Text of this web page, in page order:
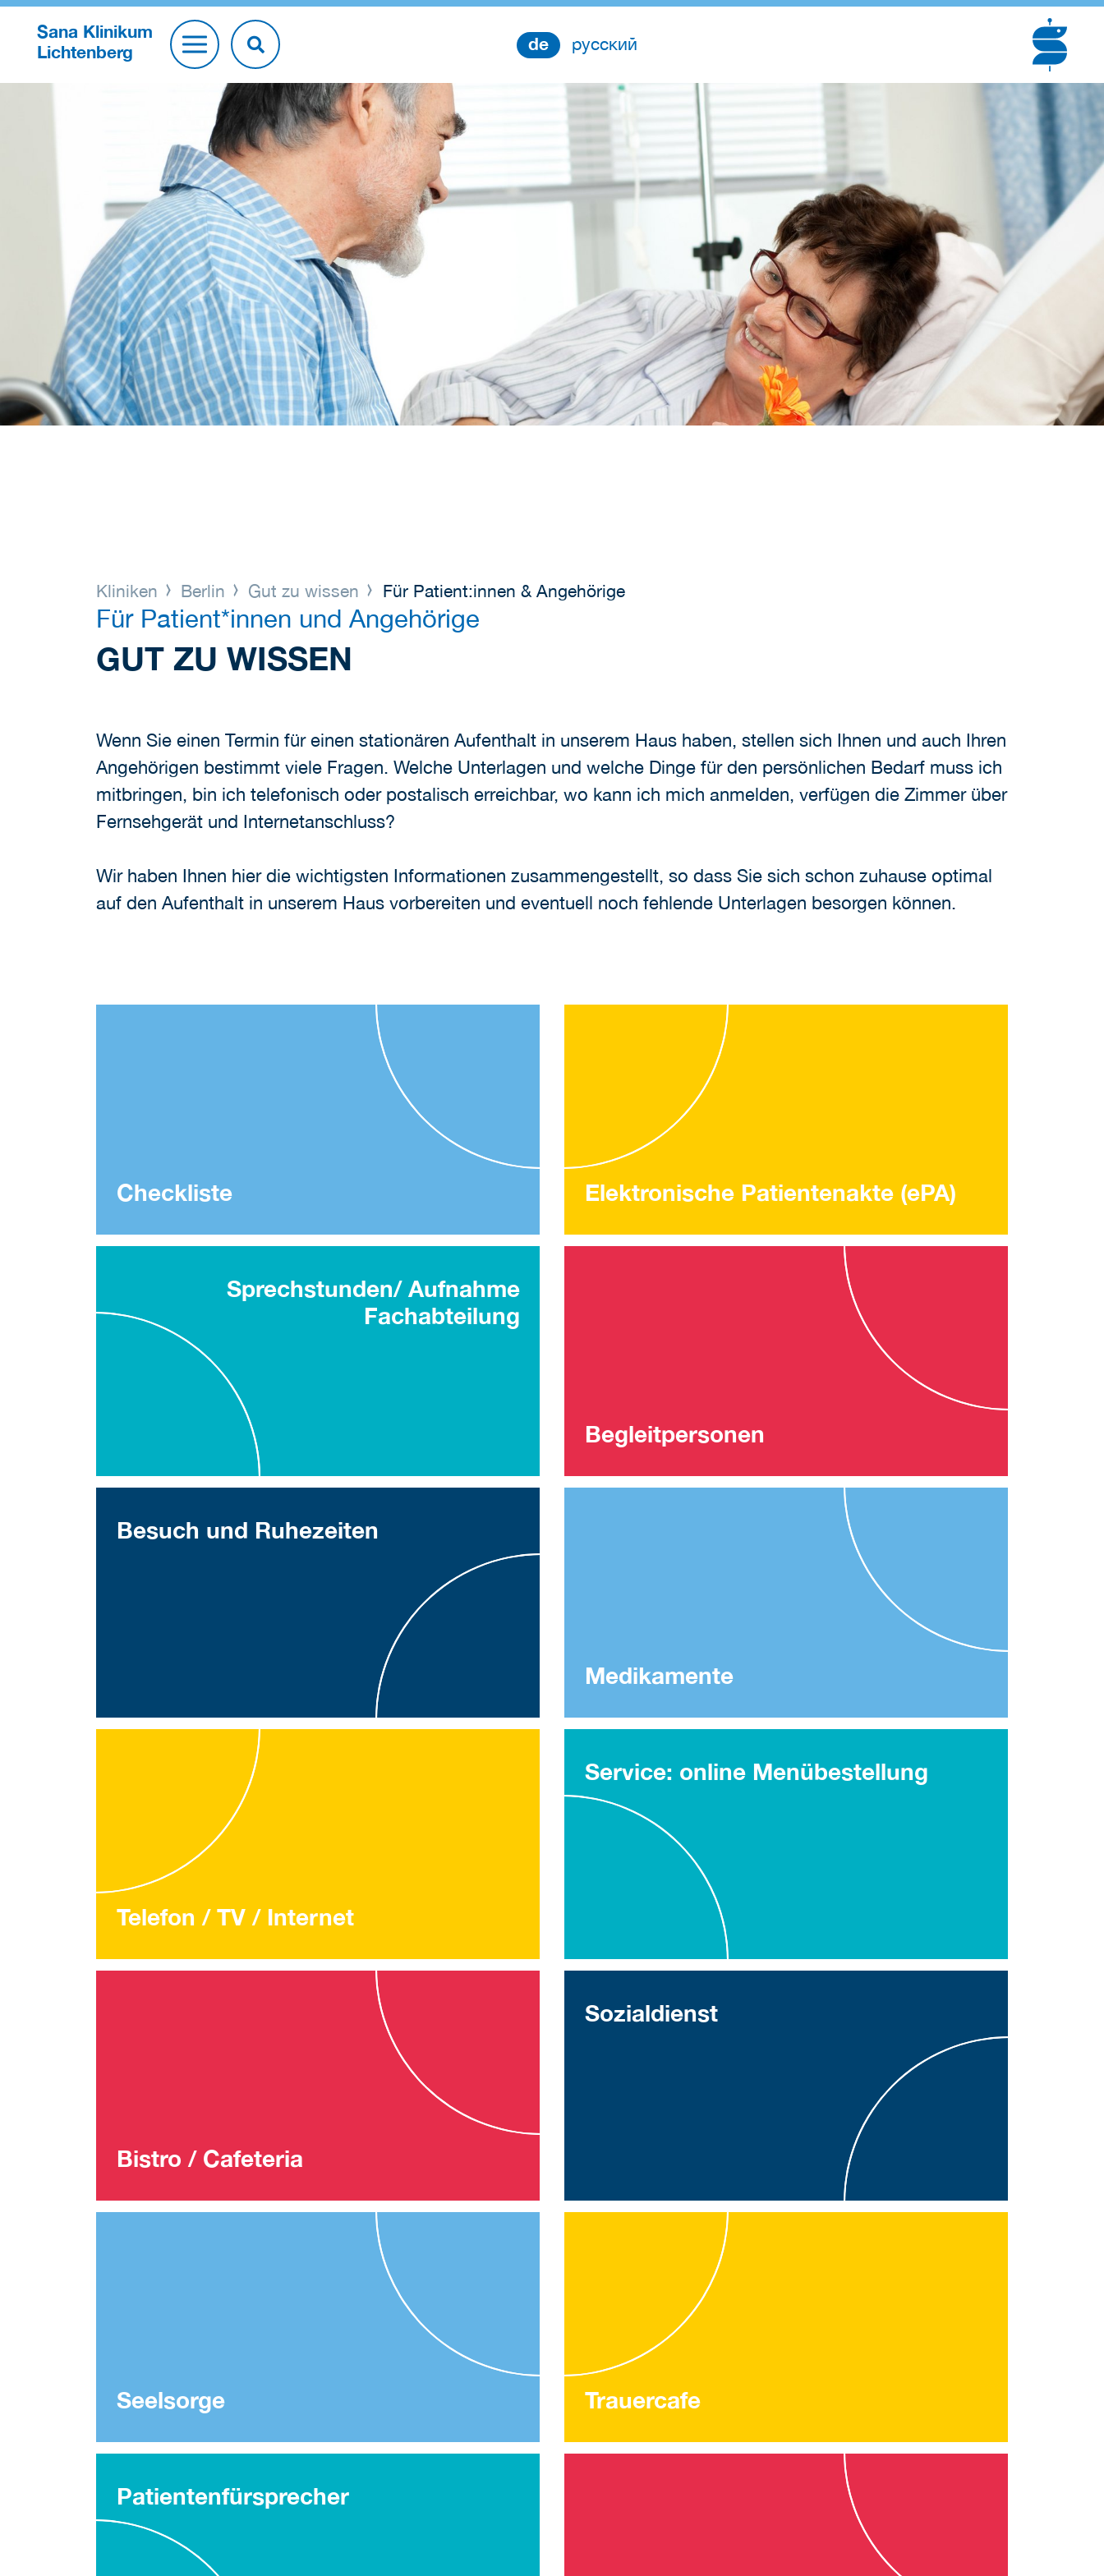
Sana Klinikum
Lichtenberg
de русский
Kliniken Berlin Gut zu wissen Für Patient:innen & Angehörige
Für Patient*innen und Angehörige
GUT ZU WISSEN
Wenn Sie einen Termin für einen stationären Aufenthalt in unserem Haus haben, stellen sich Ihnen und auch Ihren
Angehörigen bestimmt viele Fragen. Welche Unterlagen und welche Dinge für den persönlichen Bedarf muss ich
mitbringen, bin ich telefonisch oder postalisch erreichbar, wo kann ich mich anmelden, verfügen die Zimmer über
Fernsehgerät und Internetanschluss?
Wir haben Ihnen hier die wichtigsten Informationen zusammengestellt, so dass Sie sich schon zuhause optimal
auf den Aufenthalt in unserem Haus vorbereiten und eventuell noch fehlende Unterlagen besorgen können.
Checkliste Elektronische Patientenakte (ePA)
Sprechstunden/ Aufnahme
Fachabteilung
Begleitpersonen
Besuch und Ruhezeiten
Medikamente
Telefon / TV / Internet
Service: online Menübestellung
Bistro / Cafeteria
Sozialdienst
Seelsorge Trauercafe
Patientenfürsprecher